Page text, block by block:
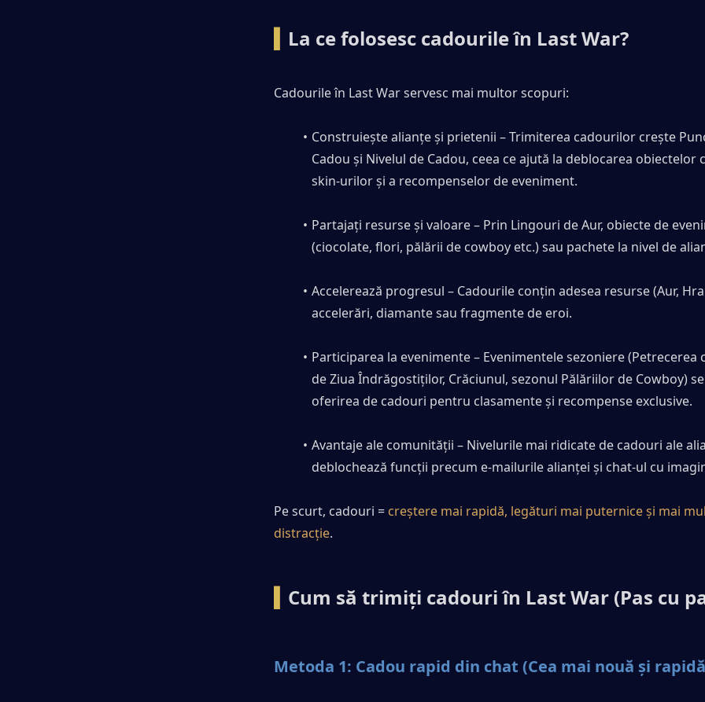
La ce folosesc cadourile în Last War?
Cadourile în Last War servesc mai multor scopuri:
Construiește alianțe și prietenii – Trimiterea cadourilor crește
Cadou și Nivelul de Cadou, ceea ce ajută la deblocarea obiectelor
skin-urilor și a recompenselor de eveniment.
Partajați resurse și valoare – Prin Lingouri de Aur, obiecte de
(ciocolate, flori, pălării de cowboy etc.) sau pachete la nivel de
Accelerează progresul – Cadourile conțin adesea resurse (Aur,
accelerări, diamante sau fragmente de eroi.
Participarea la evenimente – Evenimentele sezoniere (Petrecerea
de Ziua Îndrăgostiților, Crăciunul, sezonul Pălăriilor de Cowboy)
oferirea de cadouri pentru clasamente și recompense exclusive.
Avantaje ale comunității – Nivelurile mai ridicate de cadouri ale
deblochează funcții precum e-mailurile alianței și chat-ul cu
Pe scurt, cadouri = creștere mai rapidă, legături mai puternice și mai
distracție.
Cum să trimiți cadouri în Last War (Pas cu
Metoda 1: Cadou rapid din chat (Cea mai nouă și